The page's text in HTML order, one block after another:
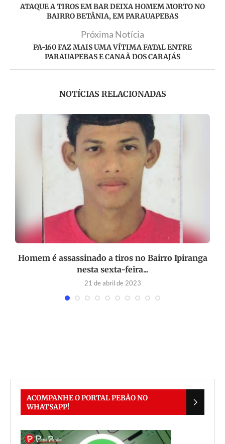
ATAQUE A TIROS EM BAR DEIXA HOMEM MORTO NO
BAIRRO BETÂNIA, EM PARAUAPEBAS
Próxima Notícia
PA-160 FAZ MAIS UMA VÍTIMA FATAL ENTRE
PARAUAPEBAS E CANAÃ DOS CARAJÁS
NOTÍCIAS RELACIONADAS
Homem é assassinado a tiros no Bairro Ipiranga
nesta sexta-feira...
21 de abril de 2023
ACOMPANHE O PORTAL PEBÃO NO
WHATSAPP!